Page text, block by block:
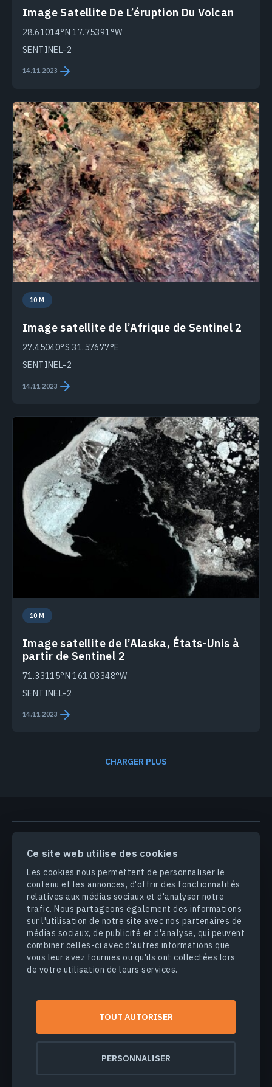
Ce site web utilise des cookies
Les cookies nous permettent de personnaliser le
contenu et les annonces, d'offrir des fonctionnalités
relatives aux médias sociaux et d'analyser notre
trafic. Nous partageons également des informations
sur l'utilisation de notre site avec nos partenaires de
médias sociaux, de publicité et d'analyse, qui peuvent
combiner celles-ci avec d'autres informations que
vous leur avez fournies ou qu'ils ont collectées lors
de votre utilisation de leurs services.
TOUT AUTORISER
PERSONNALISER
Image Satellite De L’éruption Du Volcan
28.61014°N 17.75391°W
SENTINEL-2
14.11.2023
10 M
Image satellite de l’Afrique de Sentinel 2
27.45040°S 31.57677°E
SENTINEL-2
14.11.2023
10 M
Image satellite de l’Alaska, États-Unis à
partir de Sentinel 2
71.33115°N 161.03348°W
SENTINEL-2
14.11.2023
CHARGER PLUS
INDUSTRIES
ENTREPRISE
DÉCOUVRIR
Tous droits réservés.
Conditions d'utilisation
Politique de confidentialité
Sécurité des données